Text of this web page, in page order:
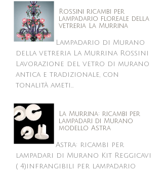
Rossini ricambi per
lampadario floreale della
vetreria La Murrina
Lampadario di Murano
della vetreria La Murrina Rossini
Lavorazione del vetro di murano
antica e tradizionale, con
tonalità ameti...
La Murrina: ricambi per
lampadari di Murano
modello Astra
Astra: ricambi per
lampadari di Murano Kit Reggicavi
( 4)infrangibili per lampadario